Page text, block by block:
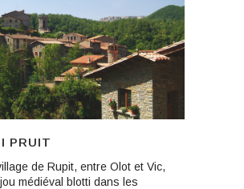
PRUIT
de Rupit, entre Olot et Vic,
médiéval blotti dans les